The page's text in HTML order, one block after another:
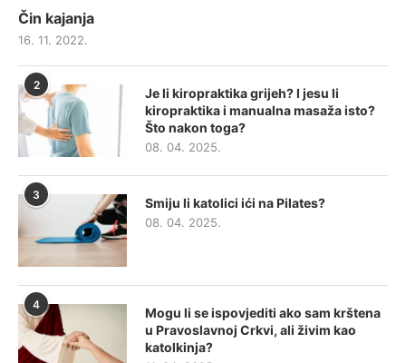
Čin kajanja
16. 11. 2022.
2
Je li kiropraktika grijeh? I jesu li
kiropraktika i manualna masaža isto?
Što nakon toga?
08. 04. 2025.
3
Smiju li katolici ići na Pilates?
08. 04. 2025.
4
Mogu li se ispovjediti ako sam krštena
u Pravoslavnoj Crkvi, ali živim kao
katolkinja?